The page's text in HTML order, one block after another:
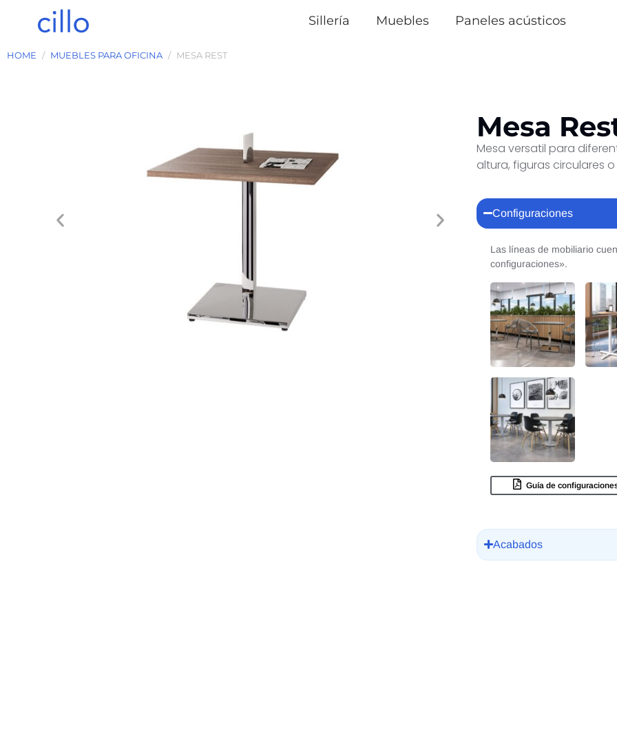
Sillería Muebles Paneles acústicos
HOME MUEBLES PARA OFICINA MESA REST
Mesa
Mesa versatil para
altura, figuras circulares
Configuraciones
Las líneas de mobiliario
configuraciones».
Guía de
Acabados